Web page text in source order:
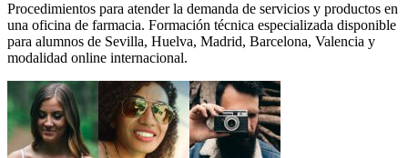
Procedimientos para atender la demanda de servicios y productos en
una oficina de farmacia. Formación técnica especializada disponible
para alumnos de Sevilla, Huelva, Madrid, Barcelona, Valencia y
modalidad online internacional.